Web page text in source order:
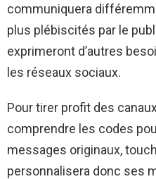
communiquera
plus plébiscités par le
exprimeront d’autres
les réseaux sociaux.
Pour tirer profit des
comprendre les codes
messages originaux,
personnalisera donc ses